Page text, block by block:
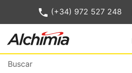
(+34) 972 527 248